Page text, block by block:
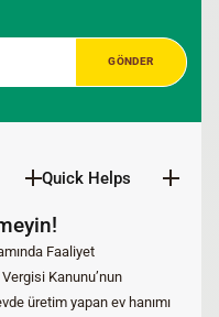
Quick Helps
Faaliyet
Kanunu’nun
üretim yapan ev hanımı